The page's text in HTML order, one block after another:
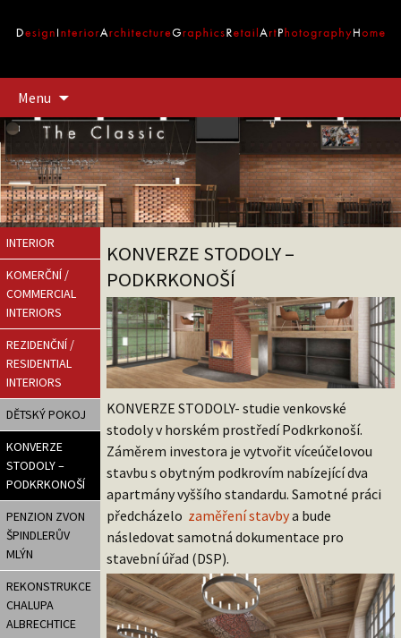
Menu
obsahu
webu
INTERIOR
KOMERČNÍ /
COMMERCIAL
INTERIORS
REZIDENČNÍ /
RESIDENTIAL
INTERIORS
DĚTSKÝ POKOJ
KONVERZE
STODOLY –
PODKRKONOŠÍ
PENZION ZVON
ŠPINDLERŮV
MLÝN
REKONSTRUKCE
CHALUPA
ALBRECHTICE
KONVERZE STODOLY –
PODKRKONOŠÍ
KONVERZE STODOLY- studie venkovské
stodoly v horském prostředí Podkrkonoší.
Záměrem investora je vytvořit víceúčelovou
stavbu s obytným podkrovím nabízející dva
apartmány vyššího standardu. Samotné práci
předcházelo zaměření stavbya bude
následovat samotná dokumentace pro
stavební úřad (DSP).